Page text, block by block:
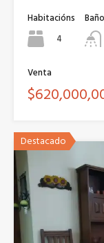
Habitacións
4
Venta
Destacado